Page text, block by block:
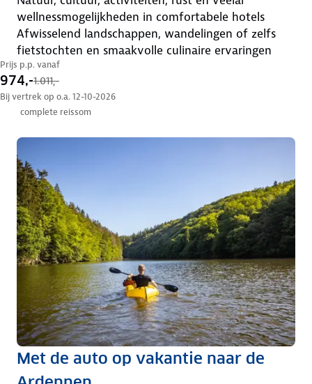
wellnessmogelijkheden in comfortabele hotels
afwisselend landschappen, wandelingen of zelfs
fietstochten en smaakvolle culinaire ervaringen
Prijs p.p. vanaf
974,-1.011,-
Bij vertrek op o.a. 12-10-2026
complete reissom
Met de auto op vakantie naar de